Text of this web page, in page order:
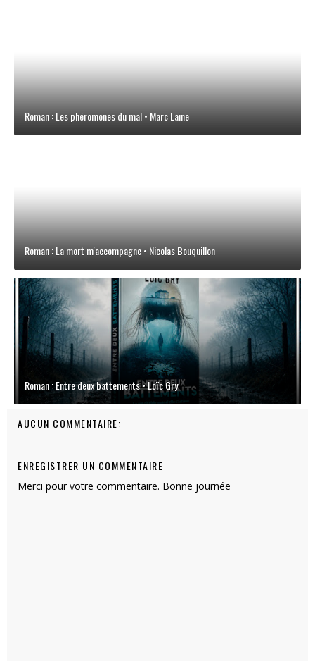
Roman : Les phéromones du mal • Marc Laine
Roman : La mort m'accompagne • Nicolas Bouquillon
Roman : Entre deux battements • Loïc Gry
AUCUN COMMENTAIRE:
ENREGISTRER UN COMMENTAIRE
Merci pour votre commentaire. Bonne journée